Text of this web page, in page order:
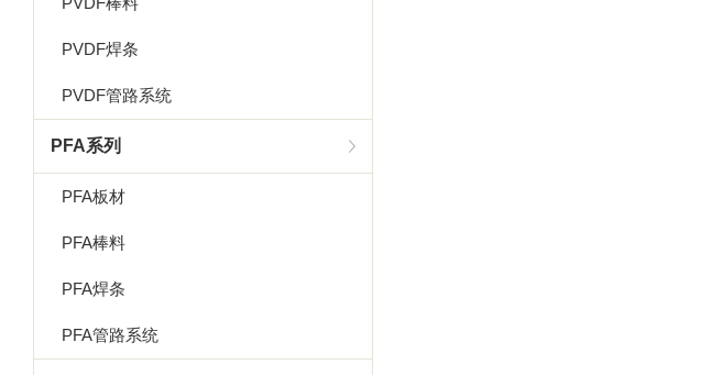
PVDF焊条
PVDF管路系统
PFA系列
PFA板材
PFA棒料
PFA焊条
PFA管路系统